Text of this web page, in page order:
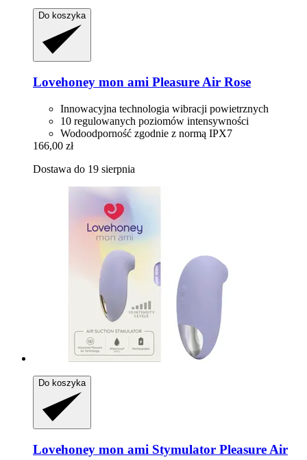
Do koszyka
Lovehoney mon ami Pleasure Air Rose
Innowacyjna technologia wibracji powietrznych
10 regulowanych poziomów intensywności
Wodoodporność zgodnie z normą IPX7
166,00 zł
Dostawa do 19 sierpnia
Do koszyka
Lovehoney mon ami Stymulator Pleasure Air